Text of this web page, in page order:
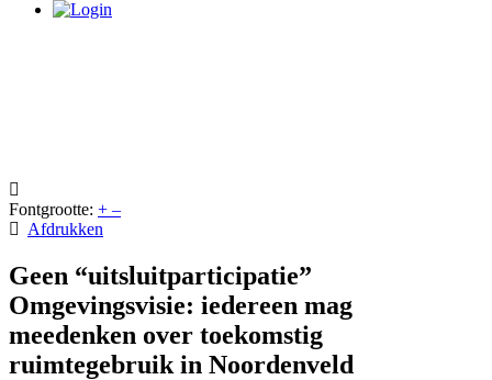
Fontgrootte: + –
Afdrukken
Geen “uitsluitparticipatie”
Omgevingsvisie: iedereen mag
meedenken over toekomstig
ruimtegebruik in Noordenveld